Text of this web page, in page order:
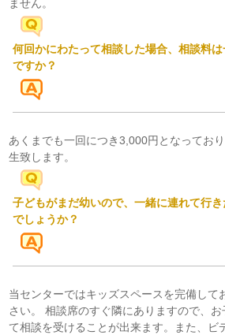
ません。
何回かにわたって相談した場合、相談料
ですか？
あくまでも一回につき3,000円となってお
生致します。
子どもがまだ幼いので、一緒に連れて行
でしょうか？
当センターではキッズスペースを完備して
さい。 相談席のすぐ隣にありますので、
て相談を受けることが出来ます。また、ビ